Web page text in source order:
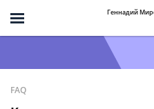
Геннадий
FAQ